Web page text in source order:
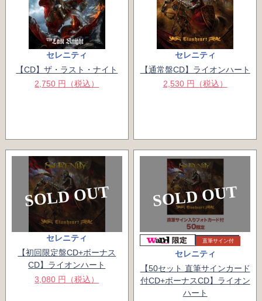
セレニティ
【CD】ザ・ラスト・ナイト
2,750 円（税込）
セレニティ
【通常盤CD】ライオンハート
2,530 円（税込）
SOLD OUT
セレニティ
【初回限定盤CD+ボーナス
CD】ライオンハート
3,080 円（税込）
SOLD OUT
直筆サイン付
セレニティ
【50セット 直筆サインカード
付CD+ボーナスCD】ライオン
ハート